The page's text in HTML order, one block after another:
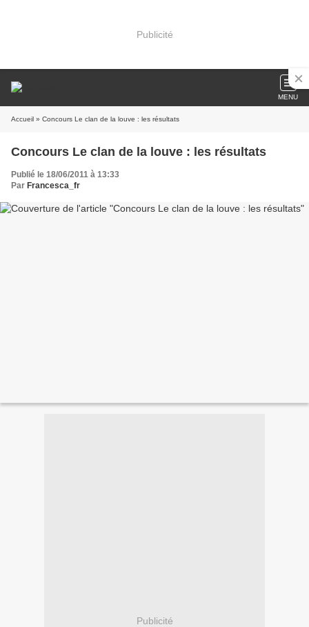
Publicité
MENU
Accueil » Concours Le clan de la louve : les résultats
Concours Le clan de la louve : les résultats
Publié le 18/06/2011 à 13:33
Par Francesca_fr
Publicité